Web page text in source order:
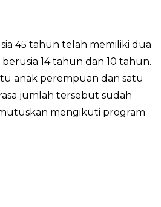
45 tahun telah memiliki dua
14 tahun dan 10 tahun.
anak perempuan dan satu
jumlah tersebut sudah
mengikuti program